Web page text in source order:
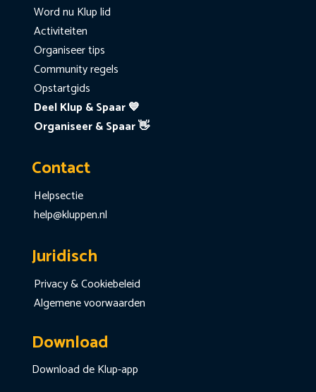
Word nu Klup lid
Activiteiten
Organiseer tips
Community regels
Opstartgids
Deel Klup & Spaar 💙
Organiseer & Spaar 👋
Contact
Helpsectie
help@kluppen.nl
Juridisch
Privacy & Cookiebeleid
Algemene voorwaarden
Download
Download de Klup-app